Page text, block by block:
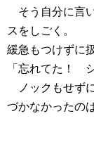
そう自分に言
スをしごく。
緩急もつけずに
「忘れてた！
ノックもせず
づかなかったの